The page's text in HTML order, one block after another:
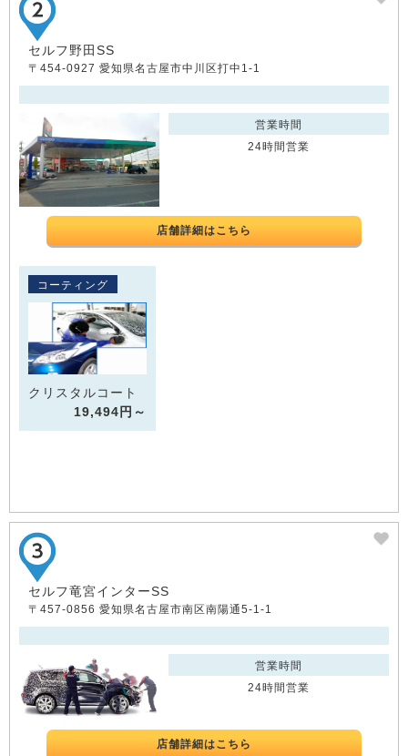
セルフ野田SS
〒454-0927 愛知県名古屋市中川区打中1-1
営業時間
24時間営業
店舗詳細はこちら
コーティング
クリスタルコート
19,494円～
セルフ竜宮インターSS
〒457-0856 愛知県名古屋市南区南陽通5-1-1
営業時間
24時間営業
店舗詳細はこちら